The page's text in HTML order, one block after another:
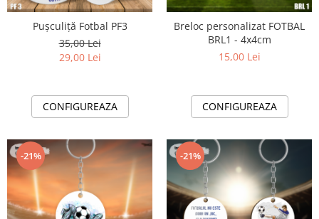
Pușculiță Fotbal PF3
35,00 Lei
29,00 Lei
CONFIGUREAZA
Breloc personalizat FOTBAL
BRL1 - 4x4cm
15,00 Lei
CONFIGUREAZA
-21% -21%